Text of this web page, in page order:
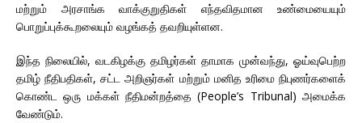
மற்றும் அரசாங்க வாக்குறுதிகள் எந்தவிதமான உண்மையையும்
பொறுப்புக்கூறலையும் வழங்கத் தவறியுள்ளன.
இந்த நிலையில், வடகிழக்கு தமிழர்கள் தாமாக முன்வந்து, ஓய்வுபெற்ற
தமிழ் நீதிபதிகள், சட்ட அறிஞர்கள் மற்றும் மனித உரிமை நிபுணர்களைக்
கொண்ட ஒரு மக்கள் நீதிமன்றத்தை (People’s Tribunal) அமைக்க
வேண்டும்.